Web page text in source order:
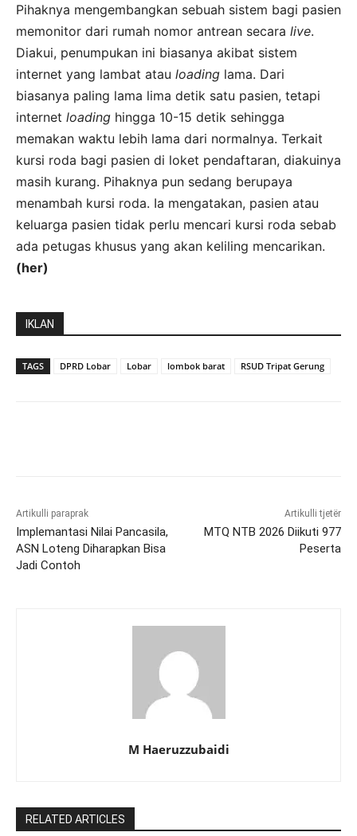
Pihaknya mengembangkan sebuah sistem bagi pasien
memonitor dari rumah nomor antrean secara live.
Diakui, penumpukan ini biasanya akibat sistem
internet yang lambat atau loading lama. Dari
biasanya paling lama lima detik satu pasien, tetapi
internet loading hingga 10-15 detik sehingga
memakan waktu lebih lama dari normalnya. Terkait
kursi roda bagi pasien di loket pendaftaran, diakuinya
masih kurang. Pihaknya pun sedang berupaya
menambah kursi roda. Ia mengatakan, pasien atau
keluarga pasien tidak perlu mencari kursi roda sebab
ada petugas khusus yang akan keliling mencarikan.
(her)
IKLAN
TAGS DPRD Lobar Lobar lombok barat RSUD Tripat Gerung
Artikulli paraprak
Implemantasi Nilai Pancasila,
ASN Loteng Diharapkan Bisa
Jadi Contoh
Artikulli tjetër
MTQ NTB 2026 Diikuti 977
Peserta
M Haeruzzubaidi
RELATED ARTICLES